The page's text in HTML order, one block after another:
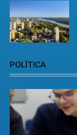
POLÍTICA